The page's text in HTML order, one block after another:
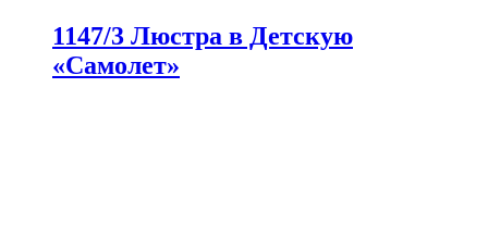
1147/3 Люстра в Детскую
«Самолет»